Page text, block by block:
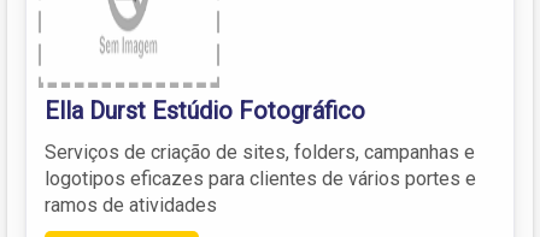
Ella Durst Estúdio Fotográfico
Serviços de criação de sites, folders, campanhas e
logotipos eficazes para clientes de vários portes e
ramos de atividades